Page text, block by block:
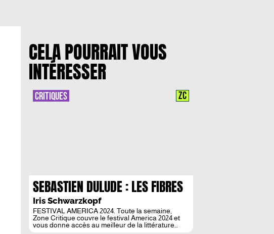
CELA POURRAIT VOUS
INTÉRESSER
SEBASTIEN DULUDE : LES FIBRES
EMPOISONNEES ET DELICATES DU
SOUVENIR
Iris Schwarzkopf
FESTIVAL AMERICA 2024. Toute la semaine,
Zone Critique couvre le festival America 2024 et
vous donne accès au meilleur de la littérature
CRITIQUES ZC